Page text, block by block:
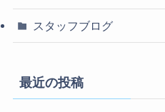
スタッフブログ
最近の投稿